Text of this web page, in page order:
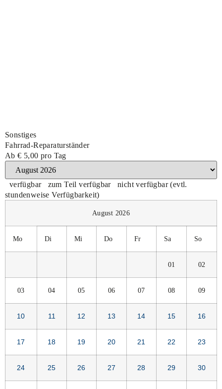
Sonstiges
Fahrrad-Reparaturständer
Ab € 5,00 pro Tag
verfügbar zum Teil verfügbar
nicht verfügbar (evtl.
stundenweise Verfügbarkeit)
August 2026
Mo Di Mi Do Fr Sa So
01 02
03 04 05 06 07 08 09
10 11 12 13 14 15 16
17 18 19 20 21 22 23
24 25 26 27 28 29 30